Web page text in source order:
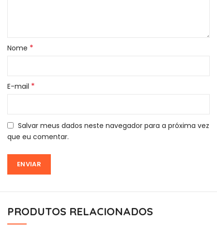
Nome *
E-mail *
Salvar meus dados neste navegador para a próxima vez
que eu comentar.
PRODUTOS RELACIONADOS